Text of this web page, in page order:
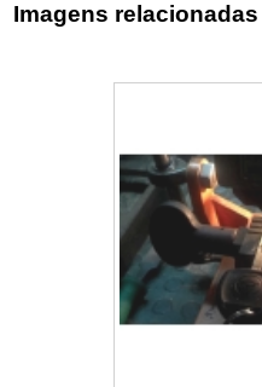
Imagens relacionadas